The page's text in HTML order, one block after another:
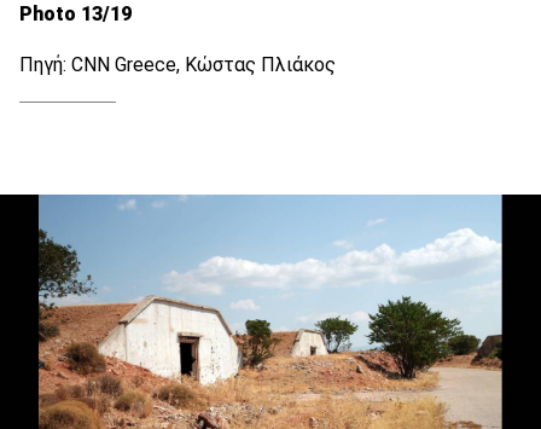
Photo 13/19
Πηγή: CNN Greece, Κώστας Πλιάκος